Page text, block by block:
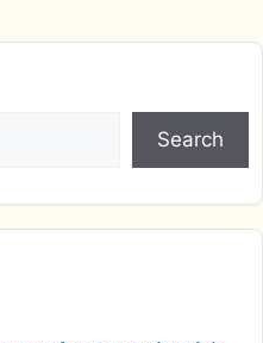
Search